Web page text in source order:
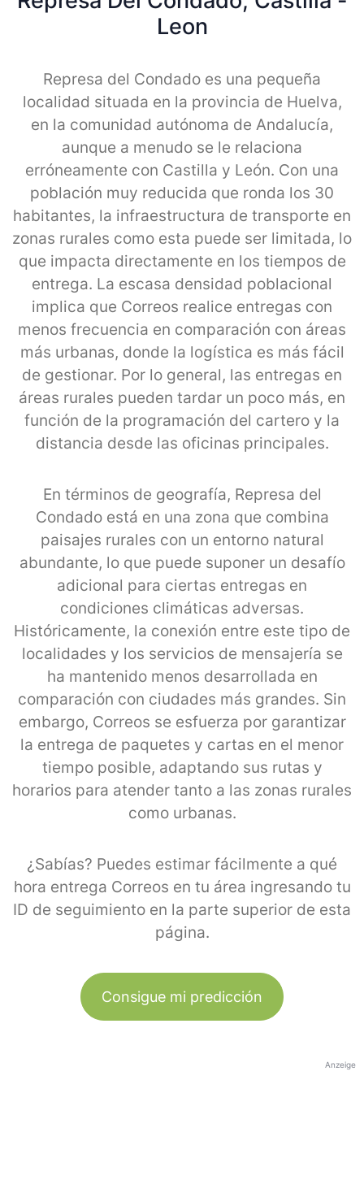
Leon
Represa del Condado es una pequeña
localidad situada en la provincia de Huelva,
en la comunidad autónoma de Andalucía,
aunque a menudo se le relaciona
erróneamente con Castilla y León. Con una
población muy reducida que ronda los 30
habitantes, la infraestructura de transporte en
zonas rurales como esta puede ser limitada, lo
que impacta directamente en los tiempos de
entrega. La escasa densidad poblacional
implica que Correos realice entregas con
menos frecuencia en comparación con áreas
más urbanas, donde la logística es más fácil
de gestionar. Por lo general, las entregas en
áreas rurales pueden tardar un poco más, en
función de la programación del cartero y la
distancia desde las oficinas principales.
En términos de geografía, Represa del
Condado está en una zona que combina
paisajes rurales con un entorno natural
abundante, lo que puede suponer un desafío
adicional para ciertas entregas en
condiciones climáticas adversas.
Históricamente, la conexión entre este tipo de
localidades y los servicios de mensajería se
ha mantenido menos desarrollada en
comparación con ciudades más grandes. Sin
embargo, Correos se esfuerza por garantizar
la entrega de paquetes y cartas en el menor
tiempo posible, adaptando sus rutas y
horarios para atender tanto a las zonas rurales
como urbanas.
¿Sabías? Puedes estimar fácilmente a qué
hora entrega Correos en tu área ingresando tu
ID de seguimiento en la parte superior de esta
página.
Consigue mi predicción
Anzeige